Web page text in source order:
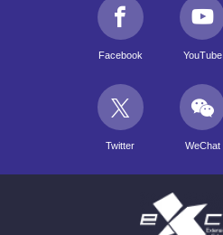
Facebook YouTube
Twitter WeChat